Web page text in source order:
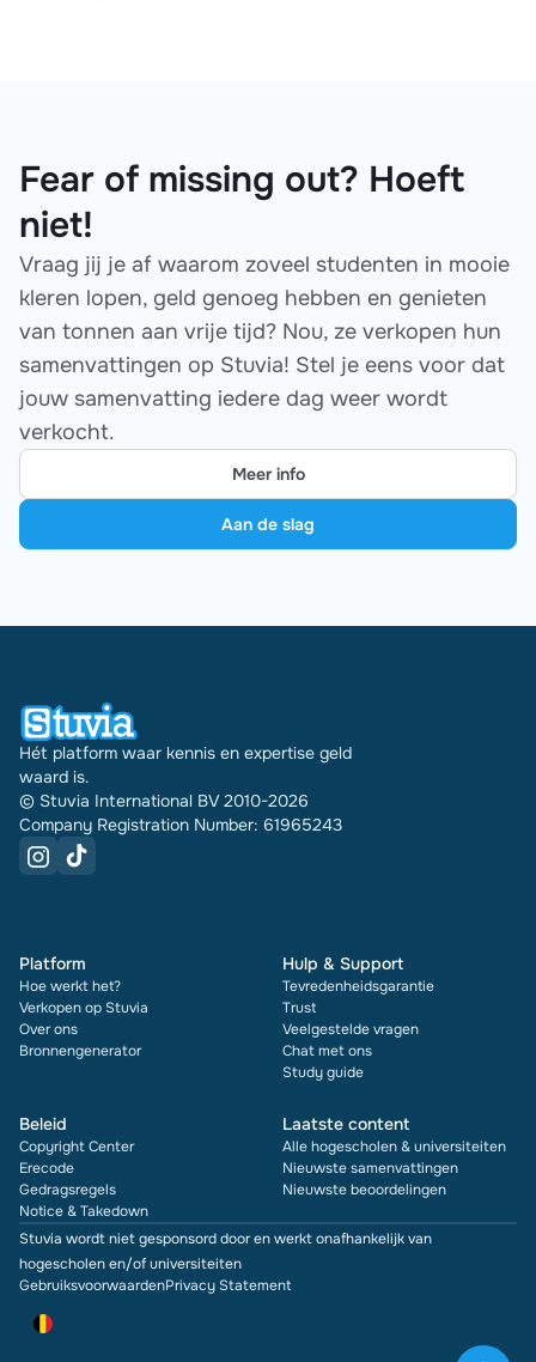
Fear of missing out? Hoeft
niet!
Vraag jij je af waarom zoveel studenten in mooie
kleren lopen, geld genoeg hebben en genieten
van tonnen aan vrije tijd? Nou, ze verkopen hun
samenvattingen op Stuvia! Stel je eens voor dat
jouw samenvatting iedere dag weer wordt
verkocht.
Meer info
Aan de slag
Hét platform waar kennis en expertise geld
waard is.
© Stuvia International BV 2010-2026
Company Registration Number: 61965243
Platform
Hoe werkt het?
Verkopen op Stuvia
Over ons
Bronnengenerator
Hulp & Support
Tevredenheidsgarantie
Trust
Veelgestelde vragen
Chat met ons
Study guide
Beleid
Copyright Center
Erecode
Gedragsregels
Notice & Takedown
Laatste content
Alle hogescholen & universiteiten
Nieuwste samenvattingen
Nieuwste beoordelingen
Stuvia wordt niet gesponsord door en werkt onafhankelijk van
hogescholen en/of universiteiten
GebruiksvoorwaardenPrivacy Statement